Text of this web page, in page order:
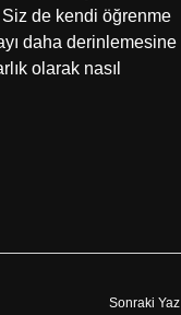
de kendi öğrenme
daha derinlemesine
olarak nasıl
Sonraki